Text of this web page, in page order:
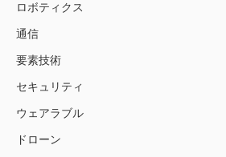
ロボティクス
通信
要素技術
セキュリティ
ウェアラブル
ドローン